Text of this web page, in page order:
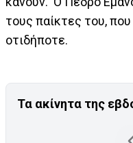
τους παίκτες του,
οτιδήποτε.
Τα ακίνητα της